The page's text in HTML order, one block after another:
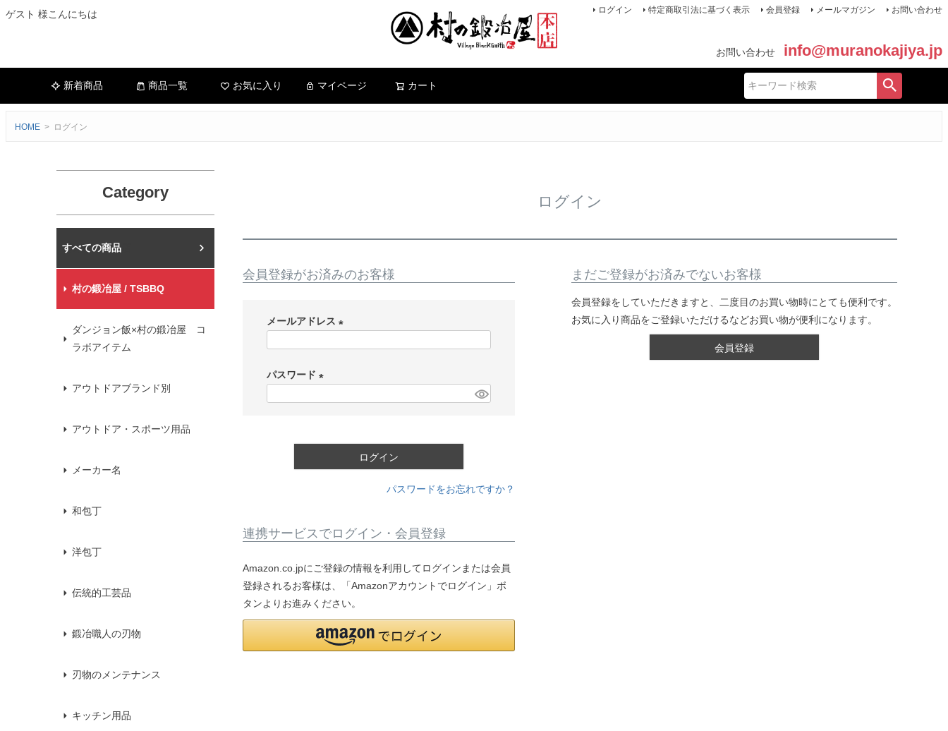
ゲスト 様こんにちは ログイン 特定商取引法に基づく表示 会員登録 メールマガジン お問い合わせ
お問い合わせ info@muranokajiya.jp
新着商品 商品一覧 お気に入り マイページ カート
HOME ログイン
Category
村の鍛冶屋本店
村の鍛冶屋 / TSBBQ
ダンジョン飯×村の鍛冶屋 コ
ラボアイテム
アウトドアブランド別
アウトドア・スポーツ用品
メーカー名
和包丁
洋包丁
伝統的工芸品
鍛冶職人の刃物
刃物のメンテナンス
キッチン用品
ログイン
会員登録がお済みのお客様
メールアドレス
パスワード
ログイン
パスワードをお忘れですか？
連携サービスでログイン・会員登録
Amazon.co.jpにご登録の情報を利用してログインまたは会員
登録されるお客様は、「Amazonアカウントでログイン」ボ
タンよりお進みください。
まだご登録がお済みでないお客様
会員登録をしていただきますと、二度目のお買い物時にとても便利です。
お気に入り商品をご登録いただけるなどお買い物が便利になります。
会員登録